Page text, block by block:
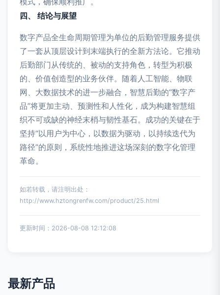
四、 结论与展望
数字产品全生命周期管理为单位的后勤管理服务提供
了一套从顶层设计到末端执行的全新方法论。它推动
后勤部门从传统的、被动的支持角色，转型为积极
的、价值创造型的业务伙伴。随着人工智能、物联
网、大数据技术的进一步融合，智慧后勤的“数字产
品”将更加主动、预测性和人性化，成为构建智慧组
织不可或缺的神经末梢与韧性基石。成功的关键在于
坚持“以用户为中心，以数据为驱动，以持续迭代为
路径”的原则，系统性地推进这场深刻的数字化管理
革命。
如若转载，请注明出处：
http://www.hztongrenfw.com/product/25.html
更新时间：2026-08-08 12:12:08
最新产品